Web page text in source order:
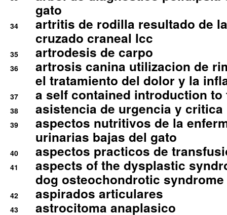
gato
34
artritis de rodilla resultado de
cruzado craneal lcc
35 artrodesis de carpo
36
artrosis canina utilizacion de
el tratamiento del dolor y la
37 a self contained introduction
38 asistencia de urgencia y
39
aspectos nutritivos de la
urinarias bajas del gato
40 aspectos practicos de
41
aspects of the dysplastic
dog osteochondrotic syndrome
42 aspirados articulares
43 astrocitoma anaplasico